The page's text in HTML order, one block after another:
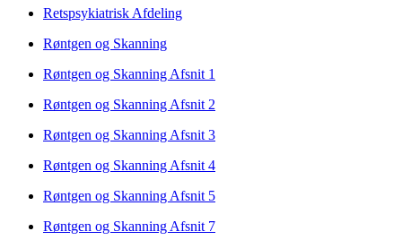
Retspsykiatrisk Afdeling
Røntgen og Skanning
Røntgen og Skanning Afsnit 1
Røntgen og Skanning Afsnit 2
Røntgen og Skanning Afsnit 3
Røntgen og Skanning Afsnit 4
Røntgen og Skanning Afsnit 5
Røntgen og Skanning Afsnit 7